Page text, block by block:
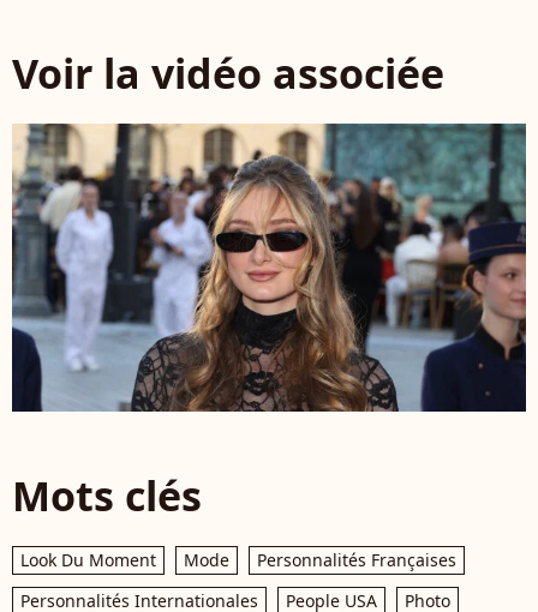
Voir la vidéo associée
Mots clés
Look Du Moment Mode
Personnalités Françaises
Personnalités Internationales
People USA Photo